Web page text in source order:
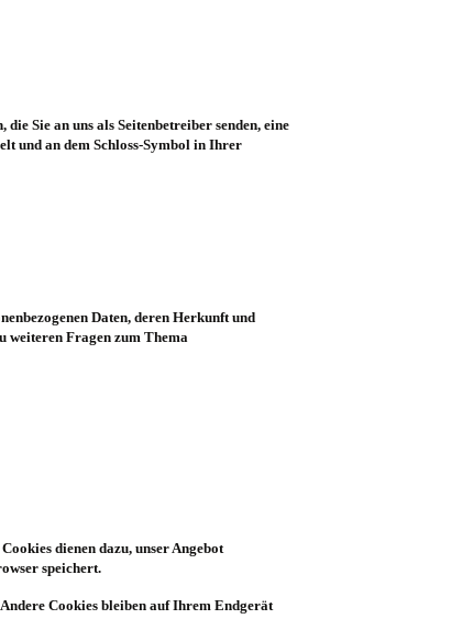
Sie an uns als Seitenbetreiber senden, eine
und an dem Schloss-Symbol in Ihrer
Daten, deren Herkunft und
weiteren Fragen zum Thema
dienen dazu, unser Angebot
speichert.
Andere Cookies bleiben auf Ihrem Endgerät